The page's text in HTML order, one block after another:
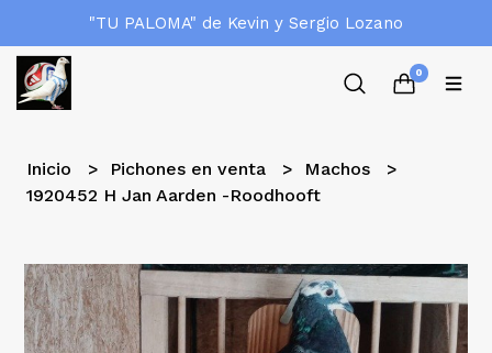
"TU PALOMA" de Kevin y Sergio Lozano
0
Inicio Pichones en venta
Machos
1920452 H Jan Aarden -Roodhooft